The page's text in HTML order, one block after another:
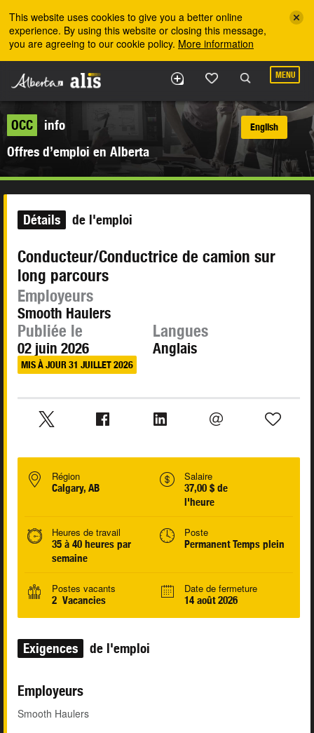
This website uses cookies to give you a better online
experience. By using this website or closing this message,
you are agreeing to our cookie policy. More information
MENU
OCC
info
Offres d’emploi en Alberta
English
Détails de l'emploi
Conducteur/Conductrice de camion sur
long parcours
Employeurs
Smooth Haulers
Publiée le
02 juin 2026
MIS À JOUR 31 JUILLET 2026
Langues
Anglais
Région
Calgary, AB
Salaire
37,00 $ de
l'heure
Heures de travail
35 à 40 heures par
semaine
Poste
Permanent Temps plein
Postes vacants
2 Vacancies
Date de fermeture
14 août 2026
Exigences de l'emploi
Employeurs
Smooth Haulers